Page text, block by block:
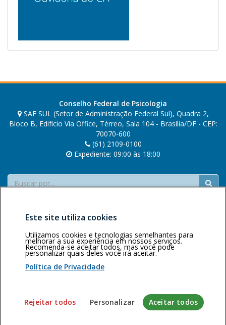
Conselho Federal de Psicologia
SAF SUL (Setor de Administração Federal Sul), Quadra 2,
Bloco B, Edifício Via Office, Térreo, Sala 104 - Brasília/DF - CEP:
70070-600
(61) 2109-0100
Expediente: 09:00 às 18:00
Buscar
Área restritaPolítica de
privacidadePersonalização
de cookies
Sistema desenvolvido pela Gerência de Tecnologia da
Este site utiliza cookies
Utilizamos cookies e tecnologias semelhantes para
melhorar a sua experiência em nossos serviços.
Recomenda-se aceitar todos, mas você pode
personalizar quais deles você irá aceitar.
Política de Privacidade
Rejeitar todos Personalizar Aceitar todos